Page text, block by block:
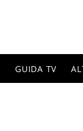
GUIDA TV